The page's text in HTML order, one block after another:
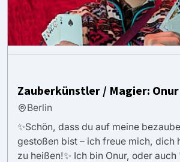
Zauberkünstler / Magier: Onur
Berlin
✨Schön, dass du auf meine
gestoßen bist – ich freue mich, dich
zu heißen!✨ Ich bin Onur, oder